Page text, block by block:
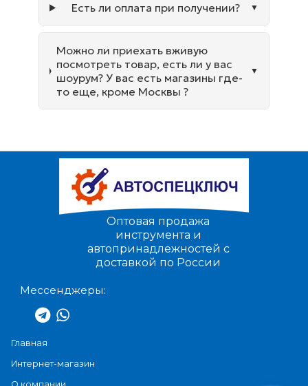
Есть ли оплата при получении?
Можно ли приехать вживую
посмотреть товар, есть ли у вас
шоурум? У вас есть магазины где-
то еще, кроме Москвы ?
Оптовая продажа
инструмента и
автопринадлежностей с
доставкой по России
Мессенджеры:
Главная
Интернет-магазин